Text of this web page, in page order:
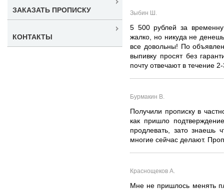
Зыбин Ш.
5 500 рублей за
жалко, но никуда не
все довольны! По
выпивку просят без
почту отвечают в течение
Бурмакин В.
Получили прописку в
как пришло
продлевать, зато знаешь
многие сейчас делают.
Краснощеков А.
Мне не пришлось менять
ЗАКАЗАТЬ ПРОПИСКУ
КОНТАКТЫ